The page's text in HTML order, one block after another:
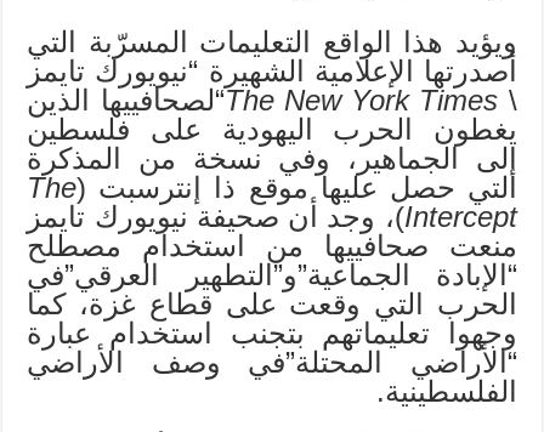
ويؤيد هذا الواقع التعليمات المسرّبة التي
أصدرتها الإعلامية الشهيرة “نيويورك تايمز
\
“لصحافييها الذين
يغطون الحرب اليهودية على فلسطين
إلى الجماهير، وفي نسخة من المذكرة
التي حصل عليها موقع ذا إنترسبت (The
Intercept)، وجد أن صحيفة نيويورك تايمز
منعت صحافييها من استخدام مصطلح
“الإبادة الجماعية”و”التطهير العرقي”في
الحرب التي وقعت على قطاع غزة، كما
وجهوا تعليماتهم بتجنب استخدام عبارة
“الأراضي المحتلة”في وصف الأراضي
الفلسطينية.